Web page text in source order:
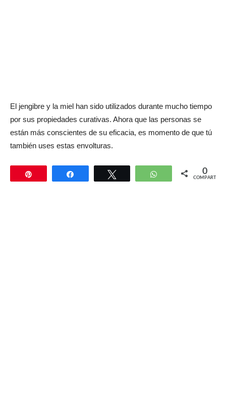
El jengibre y la miel han sido utilizados durante mucho tiempo
por sus propiedades curativas. Ahora que las personas se
están más conscientes de su eficacia, es momento de que tú
también uses estas envolturas.
Compartir WhatsApp 0
COMPARTIR